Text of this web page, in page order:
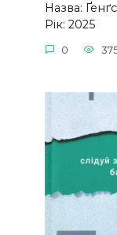
Назва:
Рік: 2025
0